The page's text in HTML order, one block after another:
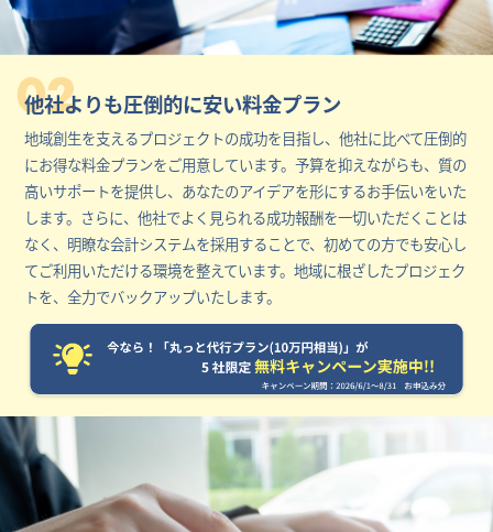
02
他社よりも圧倒的に安い料金プラン
地域創生を支えるプロジェクトの成功を目指し、他社に比べて圧倒的
にお得な料金プランをご用意しています。予算を抑えながらも、質の
高いサポートを提供し、あなたのアイデアを形にするお手伝いをいた
します。さらに、他社でよく見られる成功報酬を一切いただくことは
なく、明瞭な会計システムを採用することで、初めての方でも安心し
てご利用いただける環境を整えています。地域に根ざしたプロジェク
トを、全力でバックアップいたします。